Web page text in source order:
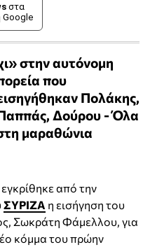
στα
Google
στην αυτόνομη
που
Πολάκης,
Δούρου - Όλα
μαραθώνια
από την
ΣΥΡΙΖΑ η εισήγηση του
Σωκράτη Φάμελλου, για
κόμμα του πρώην